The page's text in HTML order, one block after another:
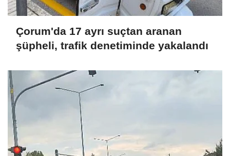
Çorum'da 17 ayrı suçtan aranan
şüpheli, trafik denetiminde yakalandı